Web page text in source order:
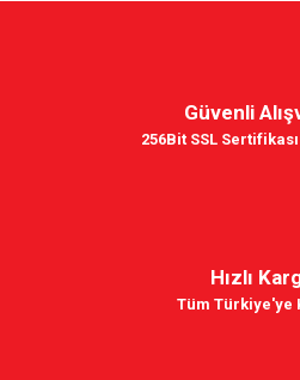
Güvenli
256Bit SSL
Hızlı
Tüm Türkiye'ye